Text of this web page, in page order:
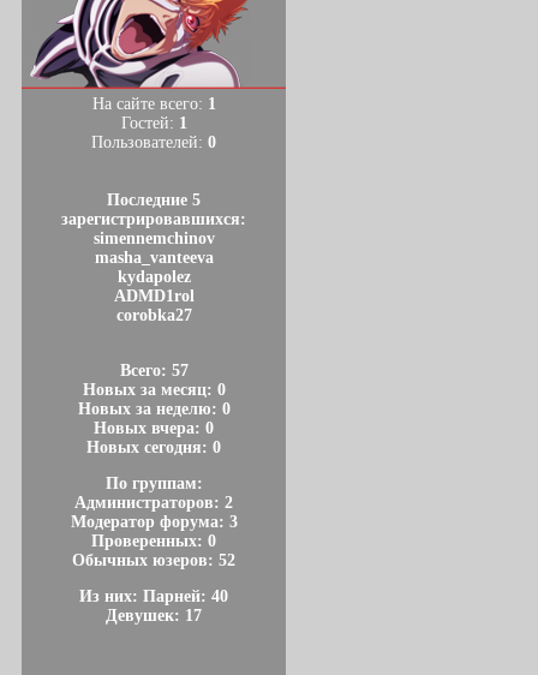
На сайте всего: 1
Гостей: 1
Пользователей: 0
Последние 5
зарегистрировавшихся:
simennemchinov
masha_vanteeva
kydapolez
ADMD1rol
corobka27
Всего: 57
Новых за месяц: 0
Новых за неделю: 0
Новых вчера: 0
Новых сегодня: 0
По группам:
Администраторов: 2
Модератор форума: 3
Проверенных: 0
Обычных юзеров: 52
Из них: Парней: 40
Девушек: 17